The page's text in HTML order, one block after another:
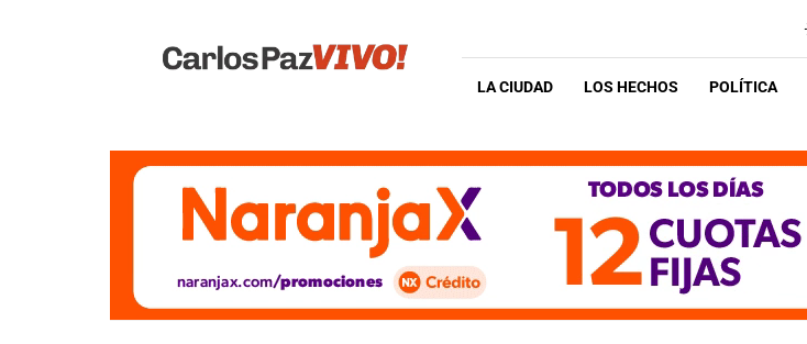
Vivo
LA CIUDAD LOS HECHOS POLÍTICA